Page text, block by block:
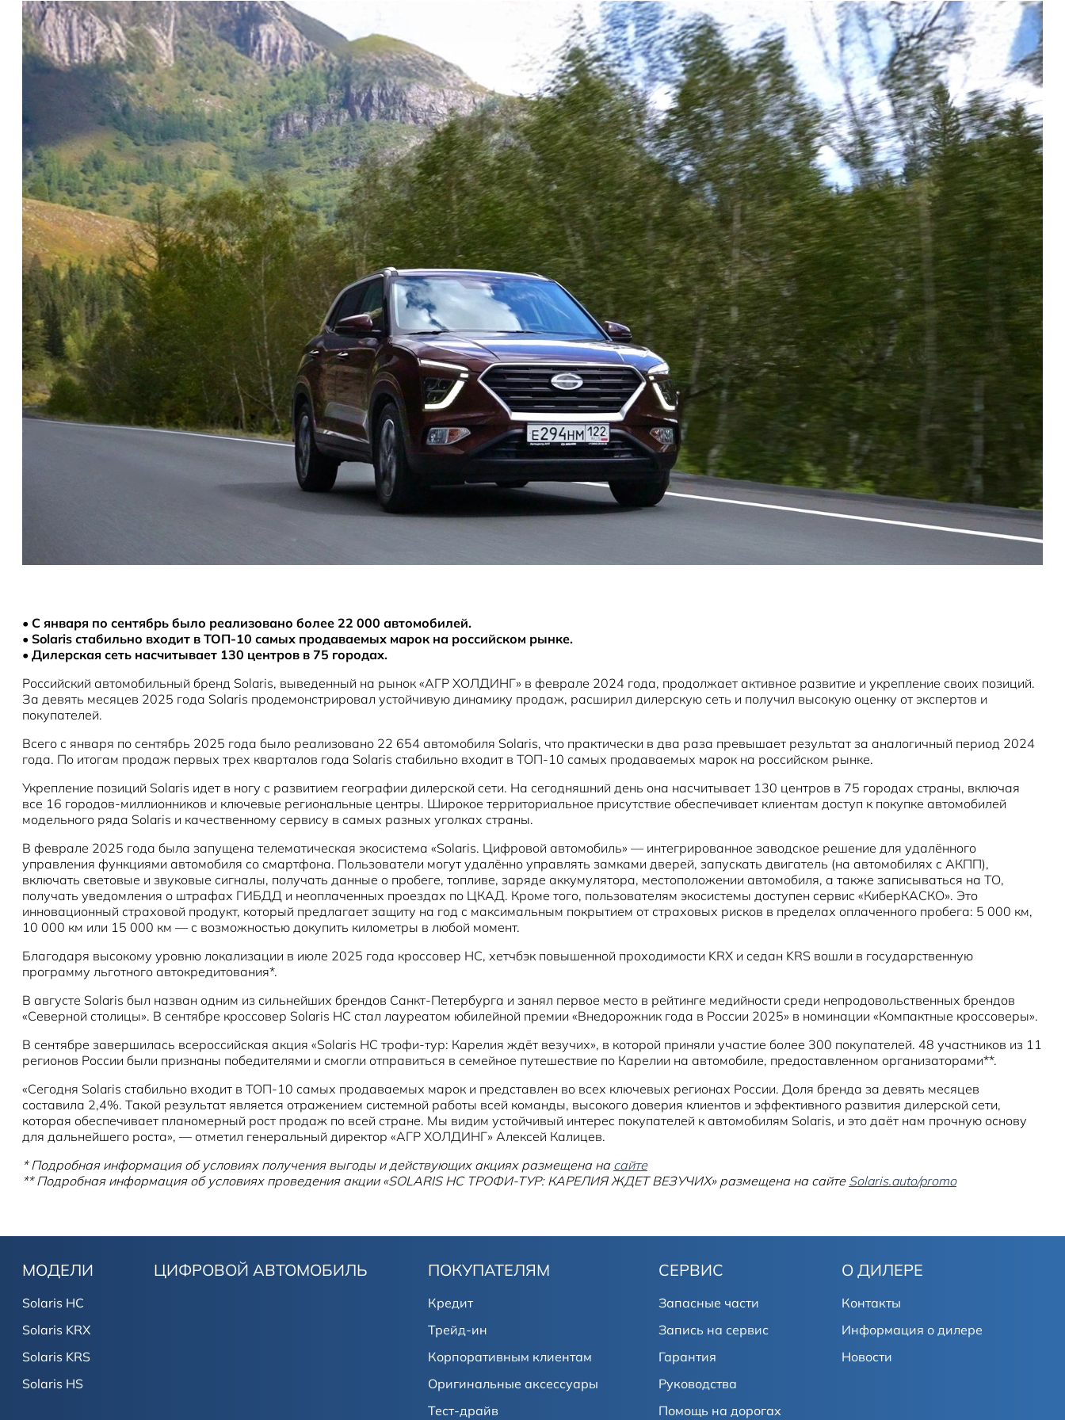
• С января по сентябрь было реализовано более 22 000 автомобилей.
• Solaris стабильно входит в ТОП-10 самых продаваемых марок на российском рынке.
• Дилерская сеть насчитывает 130 центров в 75 городах.
Российский автомобильный бренд Solaris, выведенный на рынок «АГР ХОЛДИНГ» в феврале 2024 года, продолжает активное развитие и укрепление своих позиций.
За девять месяцев 2025 года Solaris продемонстрировал устойчивую динамику продаж, расширил дилерскую сеть и получил высокую оценку от экспертов и
покупателей.
Всего с января по сентябрь 2025 года было реализовано 22 654 автомобиля Solaris, что практически в два раза превышает результат за аналогичный период 2024
года. По итогам продаж первых трех кварталов года Solaris стабильно входит в ТОП-10 самых продаваемых марок на российском рынке.
Укрепление позиций Solaris идет в ногу с развитием географии дилерской сети. На сегодняшний день она насчитывает 130 центров в 75 городах страны, включая
все 16 городов-миллионников и ключевые региональные центры. Широкое территориальное присутствие обеспечивает клиентам доступ к покупке автомобилей
модельного ряда Solaris и качественному сервису в самых разных уголках страны.
В феврале 2025 года была запущена телематическая экосистема «Solaris. Цифровой автомобиль» — интегрированное заводское решение для удалённого
управления функциями автомобиля со смартфона. Пользователи могут удалённо управлять замками дверей, запускать двигатель (на автомобилях с АКПП),
включать световые и звуковые сигналы, получать данные о пробеге, топливе, заряде аккумулятора, местоположении автомобиля, а также записываться на ТО,
получать уведомления о штрафах ГИБДД и неоплаченных проездах по ЦКАД. Кроме того, пользователям экосистемы доступен сервис «КиберКАСКО». Это
инновационный страховой продукт, который предлагает защиту на год с максимальным покрытием от страховых рисков в пределах оплаченного пробега: 5 000 км,
10 000 км или 15 000 км — с возможностью докупить километры в любой момент.
Благодаря высокому уровню локализации в июле 2025 года кроссовер HC, хетчбэк повышенной проходимости KRX и седан KRS вошли в государственную
программу льготного автокредитования*.
В августе Solaris был назван одним из сильнейших брендов Санкт-Петербурга и занял первое место в рейтинге медийности среди непродовольственных брендов
«Северной столицы». В сентябре кроссовер Solaris HC стал лауреатом юбилейной премии «Внедорожник года в России 2025» в номинации «Компактные кроссоверы».
В сентябре завершилась всероссийская акция «Solaris HC трофи-тур: Карелия ждёт везучих», в которой приняли участие более 300 покупателей. 48 участников из 11
регионов России были признаны победителями и смогли отправиться в семейное путешествие по Карелии на автомобиле, предоставленном организаторами**.
«Сегодня Solaris стабильно входит в ТОП-10 самых продаваемых марок и представлен во всех ключевых регионах России. Доля бренда за девять месяцев
составила 2,4%. Такой результат является отражением системной работы всей команды, высокого доверия клиентов и эффективного развития дилерской сети,
которая обеспечивает планомерный рост продаж по всей стране. Мы видим устойчивый интерес покупателей к автомобилям Solaris, и это даёт нам прочную основу
для дальнейшего роста», — отметил генеральный директор «АГР ХОЛДИНГ» Алексей Калицев.
* Подробная информация об условиях получения выгоды и действующих акциях размещена на сайте
** Подробная информация об условиях проведения акции «SOLARIS HC ТРОФИ-ТУР: КАРЕЛИЯ ЖДЕТ ВЕЗУЧИХ» размещена на сайте Solaris.auto/promo
МОДЕЛИ
Solaris HC
Solaris KRX
Solaris KRS
Solaris HS
ЦИФРОВОЙ АВТОМОБИЛЬ ПОКУПАТЕЛЯМ
Кредит
Трейд-ин
Корпоративным клиентам
Оригинальные аксессуары
Тест-драйв
СЕРВИС
Запасные части
Запись на сервис
Гарантия
Руководства
Помощь на дорогах
О ДИЛЕРЕ
Контакты
Информация о дилере
Новости